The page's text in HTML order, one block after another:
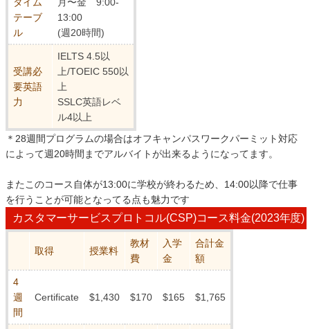
テーブ
ル
13:00
(週20時間)
受講必
要英語
力
IELTS 4.5以
上/TOEIC 550以
上
SSLC英語レベ
ル4以上
＊28週間プログラムの場合はオフキャンパスワークパーミット対応
によって週20時間までアルバイトが出来るようになってます。
またこのコース自体が13:00に学校が終わるため、14:00以降で仕事
を行うことが可能となってる点も魅力です
カスタマーサービスプロトコル(CSP)コース料金(2023年度)
取得 授業料
教材
費
入学
金
合計金
額
4
週
間
Certificate $1,430 $170 $165 $1,765